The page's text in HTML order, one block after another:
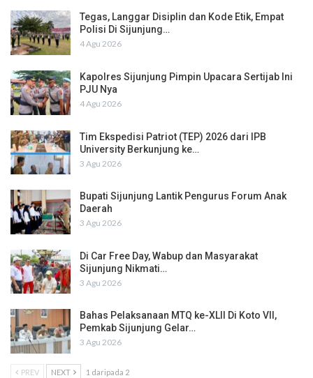
Tegas, Langgar Disiplin dan Kode Etik, Empat
Polisi Di Sijunjung…
4 Agu 2026
Kapolres Sijunjung Pimpin Upacara Sertijab Ini
PJU Nya
4 Agu 2026
Tim Ekspedisi Patriot (TEP) 2026 dari IPB
University Berkunjung ke…
3 Agu 2026
Bupati Sijunjung Lantik Pengurus Forum Anak
Daerah
3 Agu 2026
Di Car Free Day, Wabup dan Masyarakat
Sijunjung Nikmati…
3 Agu 2026
Bahas Pelaksanaan MTQ ke-XLII Di Koto VII,
Pemkab Sijunjung Gelar…
3 Agu 2026
PREV NEXT 1 daripada 2